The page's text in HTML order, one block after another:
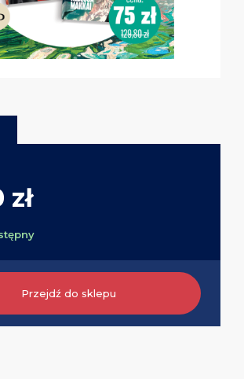
zł
Przejdź do sklepu